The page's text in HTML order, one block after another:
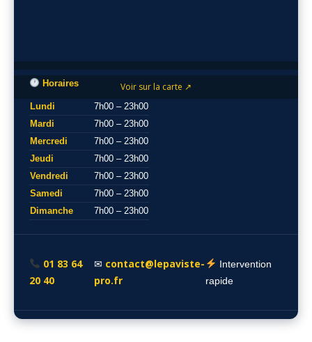
Voir sur la carte ↗
Horaires
Lundi
7h00 – 23h00
Mardi
7h00 – 23h00
Mercredi
7h00 – 23h00
Jeudi
7h00 – 23h00
Vendredi
7h00 – 23h00
Samedi
7h00 – 23h00
Dimanche
7h00 – 23h00
01 83 64
20 40
✉ contact@lepaviste-
pro.fr
Intervention
rapide